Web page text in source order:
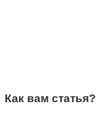
Как вам статья?